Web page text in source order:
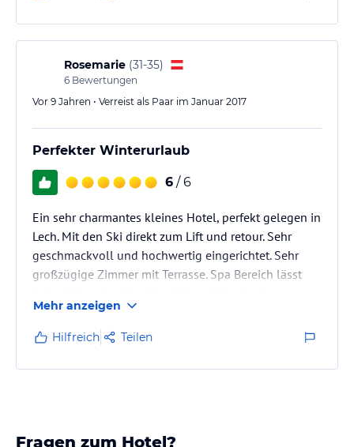
Rosemarie (31-35)
6 Bewertungen
Vor 9 Jahren • Verreist als Paar im Januar 2017
Perfekter Winterurlaub
6 / 6
Ein sehr charmantes kleines Hotel, perfekt gelegen in
Lech. Mit den Ski direkt zum Lift und retour. Sehr
geschmackvoll und hochwertig eingerichtet. Sehr
großzügige Zimmer mit Terrasse. Spa Bereich lässt
Eigentümer Ehepaar. Sehr personalisiertes Service.
Wir kommen auf alle Fälle wieder und können dieses
Hotel uneingeschränkt weiterempfehlen. TOP:
Kostenfreier Garagenplatz,
Mehr anzeigen
Hilfreich Teilen
Fragen zum Hotel?